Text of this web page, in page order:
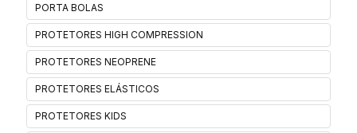
PORTA BOLAS
PROTETORES HIGH COMPRESSION
PROTETORES NEOPRENE
PROTETORES ELÁSTICOS
PROTETORES KIDS